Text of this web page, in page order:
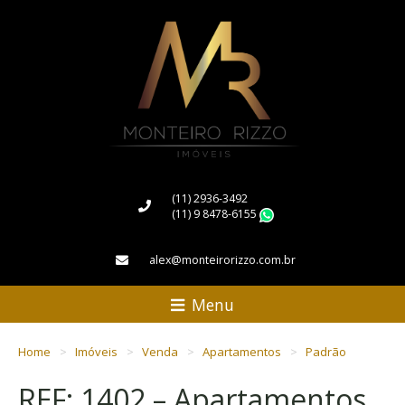
(11) 2936-3492
(11) 9 8478-6155
alex@monteirorizzo.com.br
Menu
Home Imóveis Venda Apartamentos Padrão